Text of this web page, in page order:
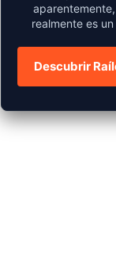
realmente es
Descubrir